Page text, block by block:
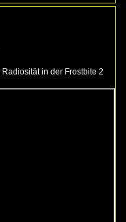
Radiositätin der Frostbite 2